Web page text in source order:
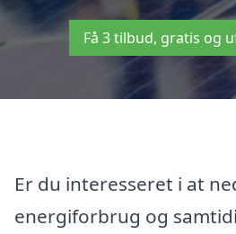
Få 3 tilbud, gratis og
Er du interesseret i at
energiforbrug og